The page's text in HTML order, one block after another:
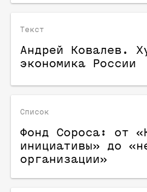
Текст
Андрей Ковалев.
экономика России
Список
Фонд Сороса: от
инициативы» до
организации»